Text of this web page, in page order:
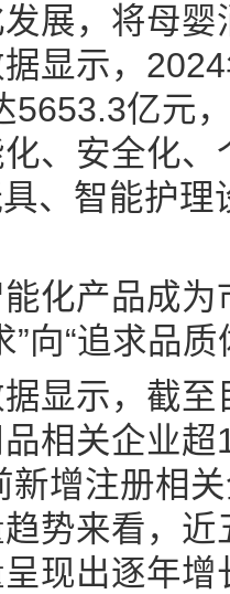
展，将母
显示，
5653.3亿元
、安全化
、智能护
化产品成
”向“追求品
显示，截
相关企业
新增注册相
势来看，
现出逐年